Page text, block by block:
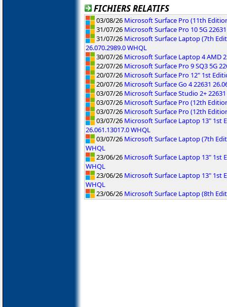
FICHIERS RELATIFS
03/08/26 Microsoft Surface Pro (11th
31/07/26 Microsoft Surface Pro 10 5G
31/07/26 Microsoft Surface Laptop (7th
26.070.2989.0 WHQL
30/07/26 Microsoft Surface Laptop 4 AMD
22/07/26 Microsoft Surface Pro 9 SQ3 5G
20/07/26 Microsoft Surface Pro 12" 1st
20/07/26 Microsoft Surface Go 4 22631
03/07/26 Microsoft Surface Studio 2+
03/07/26 Microsoft Surface Pro (12th
03/07/26 Microsoft Surface Pro (12th
03/07/26 Microsoft Surface Laptop 13" 1st
26.061.13017.0 WHQL
03/07/26 Microsoft Surface Laptop (7th
WHQL
23/06/26 Microsoft Surface Laptop 13" 1st
WHQL
23/06/26 Microsoft Surface Laptop 13" 1st
WHQL
23/06/26 Microsoft Surface Laptop (8th